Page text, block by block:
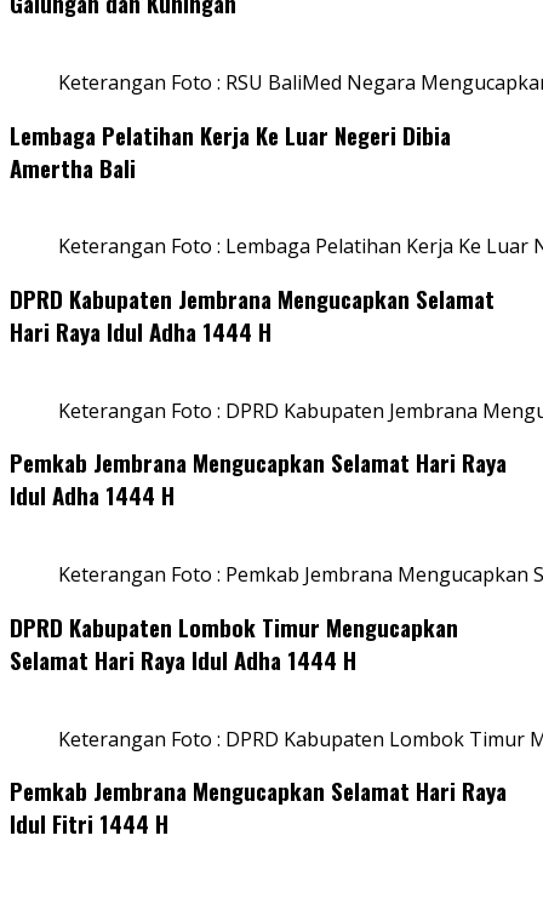
Keterangan Foto : RSU BaliMed Negara
Lembaga Pelatihan Kerja Ke Luar Negeri Dibia
Amertha Bali
Keterangan Foto : Lembaga Pelatihan Kerja Ke Luar
DPRD Kabupaten Jembrana Mengucapkan Selamat
Hari Raya Idul Adha 1444 H
Keterangan Foto : DPRD Kabupaten Jembrana
Pemkab Jembrana Mengucapkan Selamat Hari Raya
Idul Adha 1444 H
Keterangan Foto : Pemkab Jembrana Mengucapkan
DPRD Kabupaten Lombok Timur Mengucapkan
Selamat Hari Raya Idul Adha 1444 H
Keterangan Foto : DPRD Kabupaten Lombok Timur
Pemkab Jembrana Mengucapkan Selamat Hari Raya
Idul Fitri 1444 H